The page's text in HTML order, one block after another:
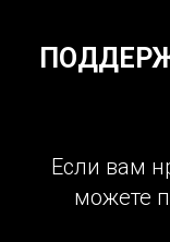
Если вам
можете